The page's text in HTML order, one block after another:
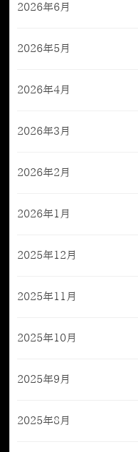
2026年6月
2026年5月
2026年4月
2026年3月
2026年2月
2026年1月
2025年12月
2025年11月
2025年10月
2025年9月
2025年8月